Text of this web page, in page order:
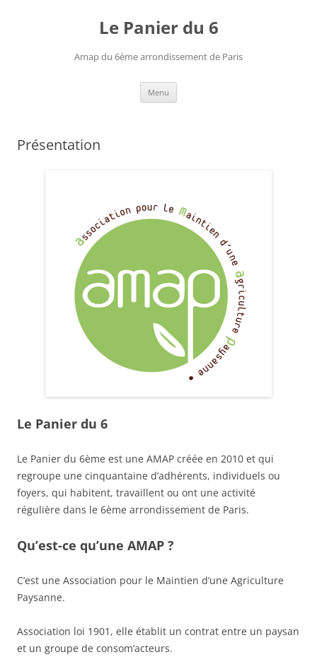
Le Panier du 6
Amap du 6ème arrondissement de Paris
Menu
Présentation
Le Panier du 6
Le Panier du 6ème est une AMAP créée en 2010 et qui
regroupe une cinquantaine d’adhérents, individuels ou
foyers, qui habitent, travaillent ou ont une activité
régulière dans le 6ème arrondissement de Paris.
Qu’est-ce qu’une AMAP ?
C’est une Association pour le Maintien d’une Agriculture
Paysanne.
Association loi 1901, elle établit un contrat entre un paysan
et un groupe de consom’acteurs.